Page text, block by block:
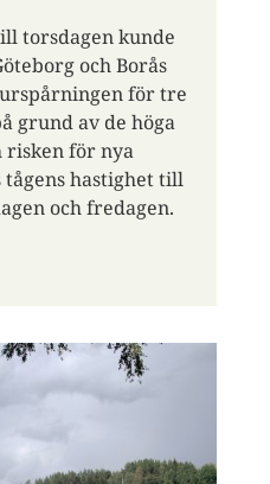
torsdagen kunde
och Borås
för tre
grund av de höga
för nya
hastighet till
och fredagen.